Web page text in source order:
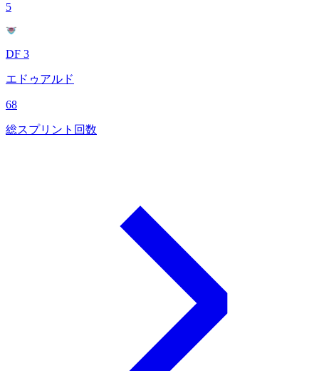
5
DF 3
エドゥアルド
68
総スプリント回数